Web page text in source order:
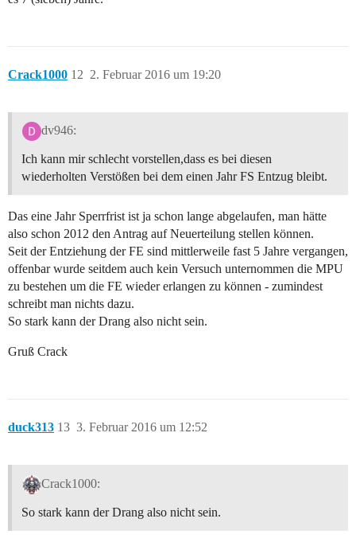
Crack1000 2. Februar 2016 um 19:20
12
dv946:
Ich kann mir schlecht vorstellen,dass es bei diesen
wiederholten Verstößen bei dem einen Jahr FS Entzug bleibt.
Das eine Jahr Sperrfrist ist ja schon lange abgelaufen, man hätte
also schon 2012 den Antrag auf Neuerteilung stellen können.
Seit der Entziehung der FE sind mittlerweile fast 5 Jahre vergangen,
offenbar wurde seitdem auch kein Versuch unternommen die MPU
zu bestehen um die FE wieder erlangen zu können - zumindest
schreibt man nichts dazu.
So stark kann der Drang also nicht sein.
Gruß Crack
duck313 3. Februar 2016 um 12:52
13
Crack1000:
So stark kann der Drang also nicht sein.